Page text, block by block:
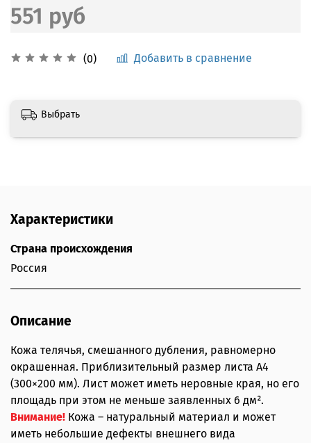
(0) Добавить в сравнение
551 руб
Выбрать
Характеристики
Страна происхождения
Россия
Описание
Кожа телячья, смешанного дубления, равномерно
окрашенная. Приблизительный размер листа А4
(300×200 мм). Лист может иметь неровные края, но его
площадь при этом не меньше заявленных 6 дм².
Внимание! Кожа – натуральный материал и может
иметь небольшие дефекты внешнего вида